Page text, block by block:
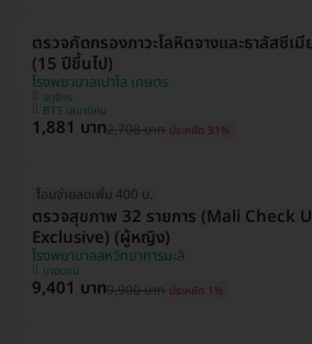
ตรวจคัดกรองภาวะโลหิตจางและธาลัสซีเมี
(15 ปีขึ้นไป)
โรงพยาบาลเปาโล เกษตร
จตุจักร
BTS เสนานิคม
1,881 บาท2,708 บาท ประหยัด 31%
โอนจ่ายลดเพิ่ม 400 บ.
ตรวจสุขภาพ 32 รายการ (Mali Check
Exclusive) (ผู้หญิง)
โรงพยาบาลสหวิทยาการมะลิ
บางบอน
9,401 บาท9,900 บาท ประหยัด 1%